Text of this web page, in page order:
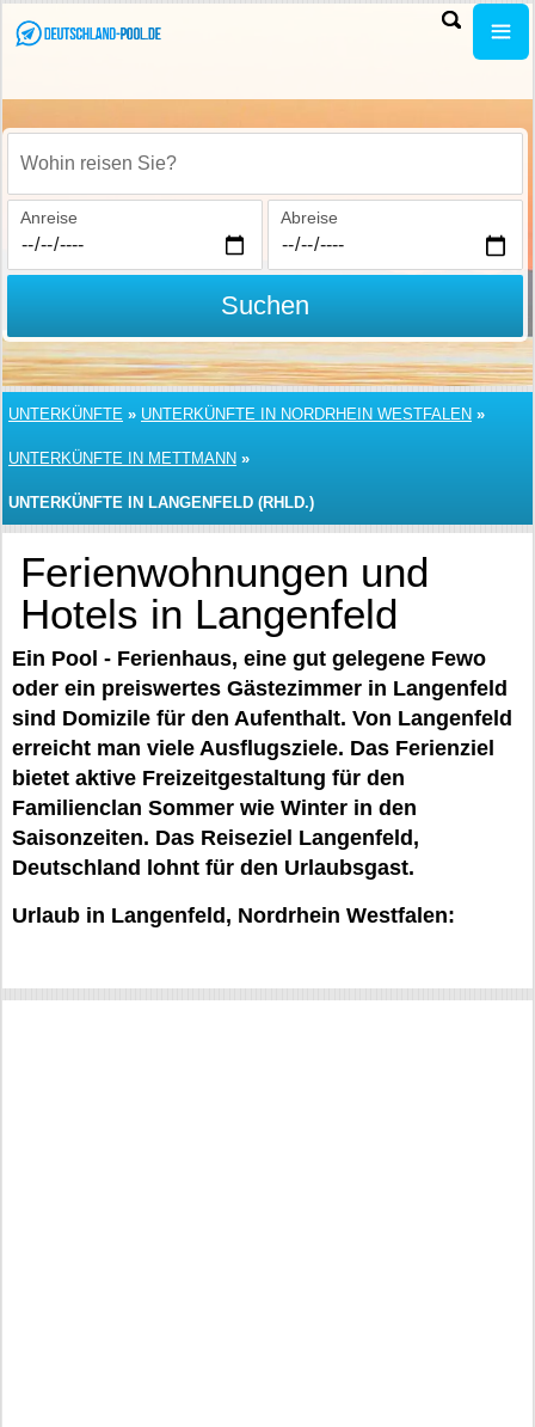
Wohin reisen Sie?
Anreise Abreise
Suchen
UNTERKÜNFTE » UNTERKÜNFTE IN NORDRHEIN WESTFALEN »
UNTERKÜNFTE IN METTMANN »
UNTERKÜNFTE IN LANGENFELD (RHLD.)
Ferienwohnungen und
Hotels in Langenfeld
Ein Pool - Ferienhaus, eine gut gelegene Fewo
oder ein preiswertes Gästezimmer in Langenfeld
sind Domizile für den Aufenthalt. Von Langenfeld
erreicht man viele Ausflugsziele. Das Ferienziel
bietet aktive Freizeitgestaltung für den
Familienclan Sommer wie Winter in den
Saisonzeiten. Das Reiseziel Langenfeld,
Deutschland lohnt für den Urlaubsgast.
Urlaub in Langenfeld, Nordrhein Westfalen: